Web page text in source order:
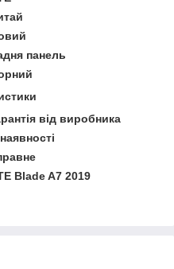
панель
від виробника
Blade A7 2019